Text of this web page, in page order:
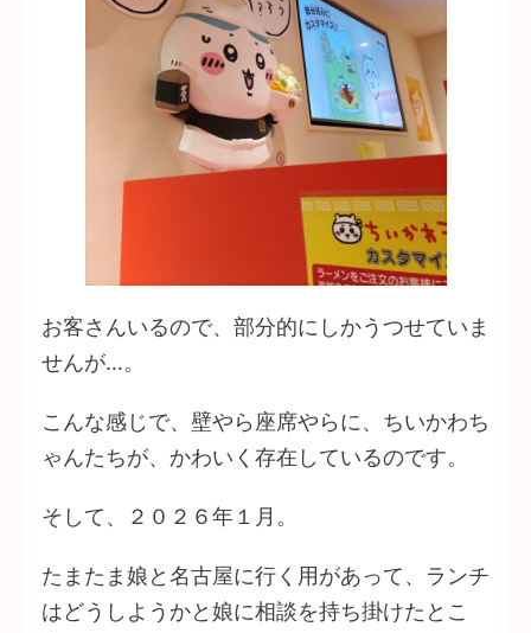
お客さんいるので、部分的にしかうつせていま
せんが…。
こんな感じで、壁やら座席やらに、ちいかわち
ゃんたちが、かわいく存在しているのです。
そして、２０２６年１月。
たまたま娘と名古屋に行く用があって、ランチ
はどうしようかと娘に相談を持ち掛けたとこ